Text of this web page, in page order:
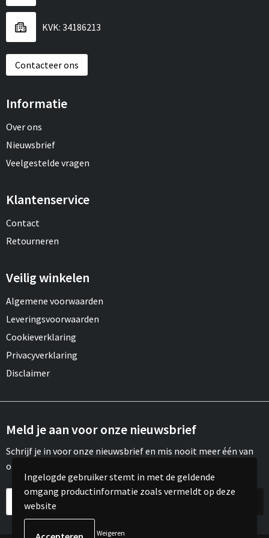
Sport
Veiligheid, Auto en Fiets
Vrije tijd en Strand
Aanstekers
Reistassen
Rugzakken
Schoenentassen
Sporttassen
Reistassensets
Draagtassen
Papieren tassen
Waterbestendige tassen
KVK: 34186213
Contacteer ons
Informatie
Over ons
Nieuwsbrief
Veelgestelde vragen
Klantenservice
Contact
Retourneren
Veilig winkelen
Algemene voorwaarden
Leveringsvoorwaarden
Cookieverklaring
Privacyverklaring
Disclaimer
Meld je aan voor onze nieuwsbrief
Schrijf je in voor onze nieuwsbrief en mis nooit meer één van
onze leuke aanbiedingen of updates.
Ingelogde gebruiker stemt in met de geldende
omgang productinformatie zoals vermeldt op deze
website
Weigeren